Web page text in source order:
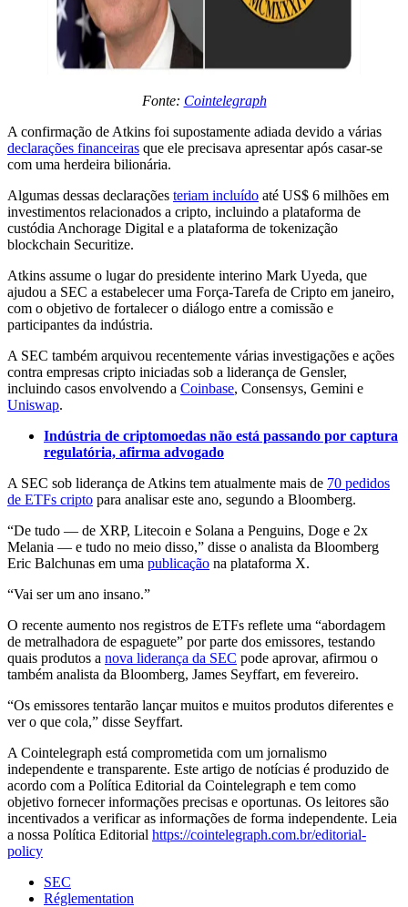
Fonte: Cointelegraph
A confirmação de Atkins foi supostamente adiada devido a várias
declarações financeiras que ele precisava apresentar após casar-se
com uma herdeira bilionária.
Algumas dessas declarações teriam incluído até US$ 6 milhões em
investimentos relacionados a cripto, incluindo a plataforma de
custódia Anchorage Digital e a plataforma de tokenização
blockchain Securitize.
Atkins assume o lugar do presidente interino Mark Uyeda, que
ajudou a SEC a estabelecer uma Força-Tarefa de Cripto em janeiro,
com o objetivo de fortalecer o diálogo entre a comissão e
participantes da indústria.
A SEC também arquivou recentemente várias investigações e ações
contra empresas cripto iniciadas sob a liderança de Gensler,
incluindo casos envolvendo a Coinbase, Consensys, Gemini e
Uniswap.
Indústria de criptomoedas não está passando por captura
regulatória, afirma advogado
A SEC sob liderança de Atkins tem atualmente mais de 70 pedidos
de ETFs cripto para analisar este ano, segundo a Bloomberg.
“De tudo — de XRP, Litecoin e Solana a Penguins, Doge e 2x
Melania — e tudo no meio disso,” disse o analista da Bloomberg
Eric Balchunas em uma publicação na plataforma X.
“Vai ser um ano insano.”
O recente aumento nos registros de ETFs reflete uma “abordagem
de metralhadora de espaguete” por parte dos emissores, testando
quais produtos a nova liderança da SEC pode aprovar, afirmou o
também analista da Bloomberg, James Seyffart, em fevereiro.
“Os emissores tentarão lançar muitos e muitos produtos diferentes e
ver o que cola,” disse Seyffart.
A Cointelegraph está comprometida com um jornalismo
independente e transparente. Este artigo de notícias é produzido de
acordo com a Política Editorial da Cointelegraph e tem como
objetivo fornecer informações precisas e oportunas. Os leitores são
incentivados a verificar as informações de forma independente. Leia
a nossa Política Editorial https://cointelegraph.com.br/editorial-
policy
SEC
Réglementation